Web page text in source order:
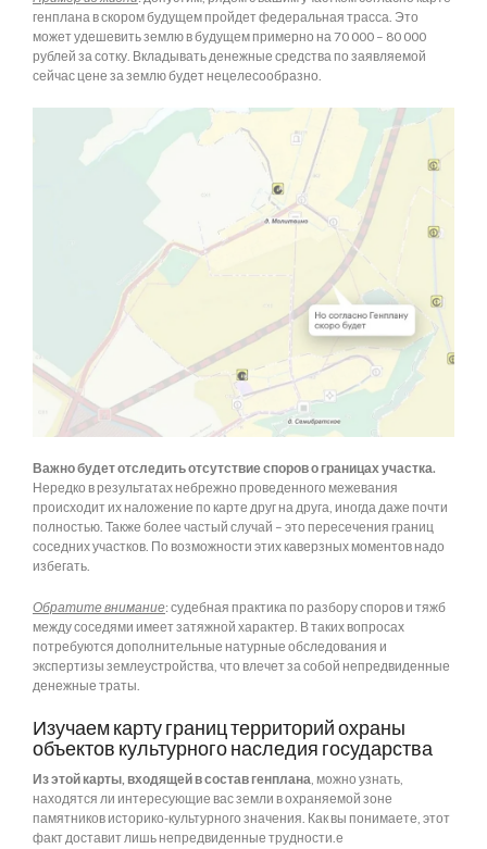
генплана в скором будущем пройдет федеральная трасса. Это
может удешевить землю в будущем примерно на 70 000 – 80 000
рублей за сотку. Вкладывать денежные средства по заявляемой
сейчас цене за землю будет нецелесообразно.
Важно будет отследить отсутствие споров о границах участка.
Нередко в результатах небрежно проведенного межевания
происходит их наложение по карте друг на друга, иногда даже почти
полностью. Также более частый случай – это пересечения границ
соседних участков. По возможности этих каверзных моментов надо
избегать.
Обратите внимание: судебная практика по разбору споров и тяжб
между соседями имеет затяжной характер. В таких вопросах
потребуются дополнительные натурные обследования и
экспертизы землеустройства, что влечет за собой непредвиденные
денежные траты.
Изучаем карту границ территорий охраны
объектов культурного наследия государства
Из этой карты, входящей в состав генплана , можно узнать,
находятся ли интересующие вас земли в охраняемой зоне
памятников историко-культурного значения. Как вы понимаете, этот
факт доставит лишь непредвиденные трудности.е